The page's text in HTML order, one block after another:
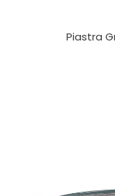
Piastra